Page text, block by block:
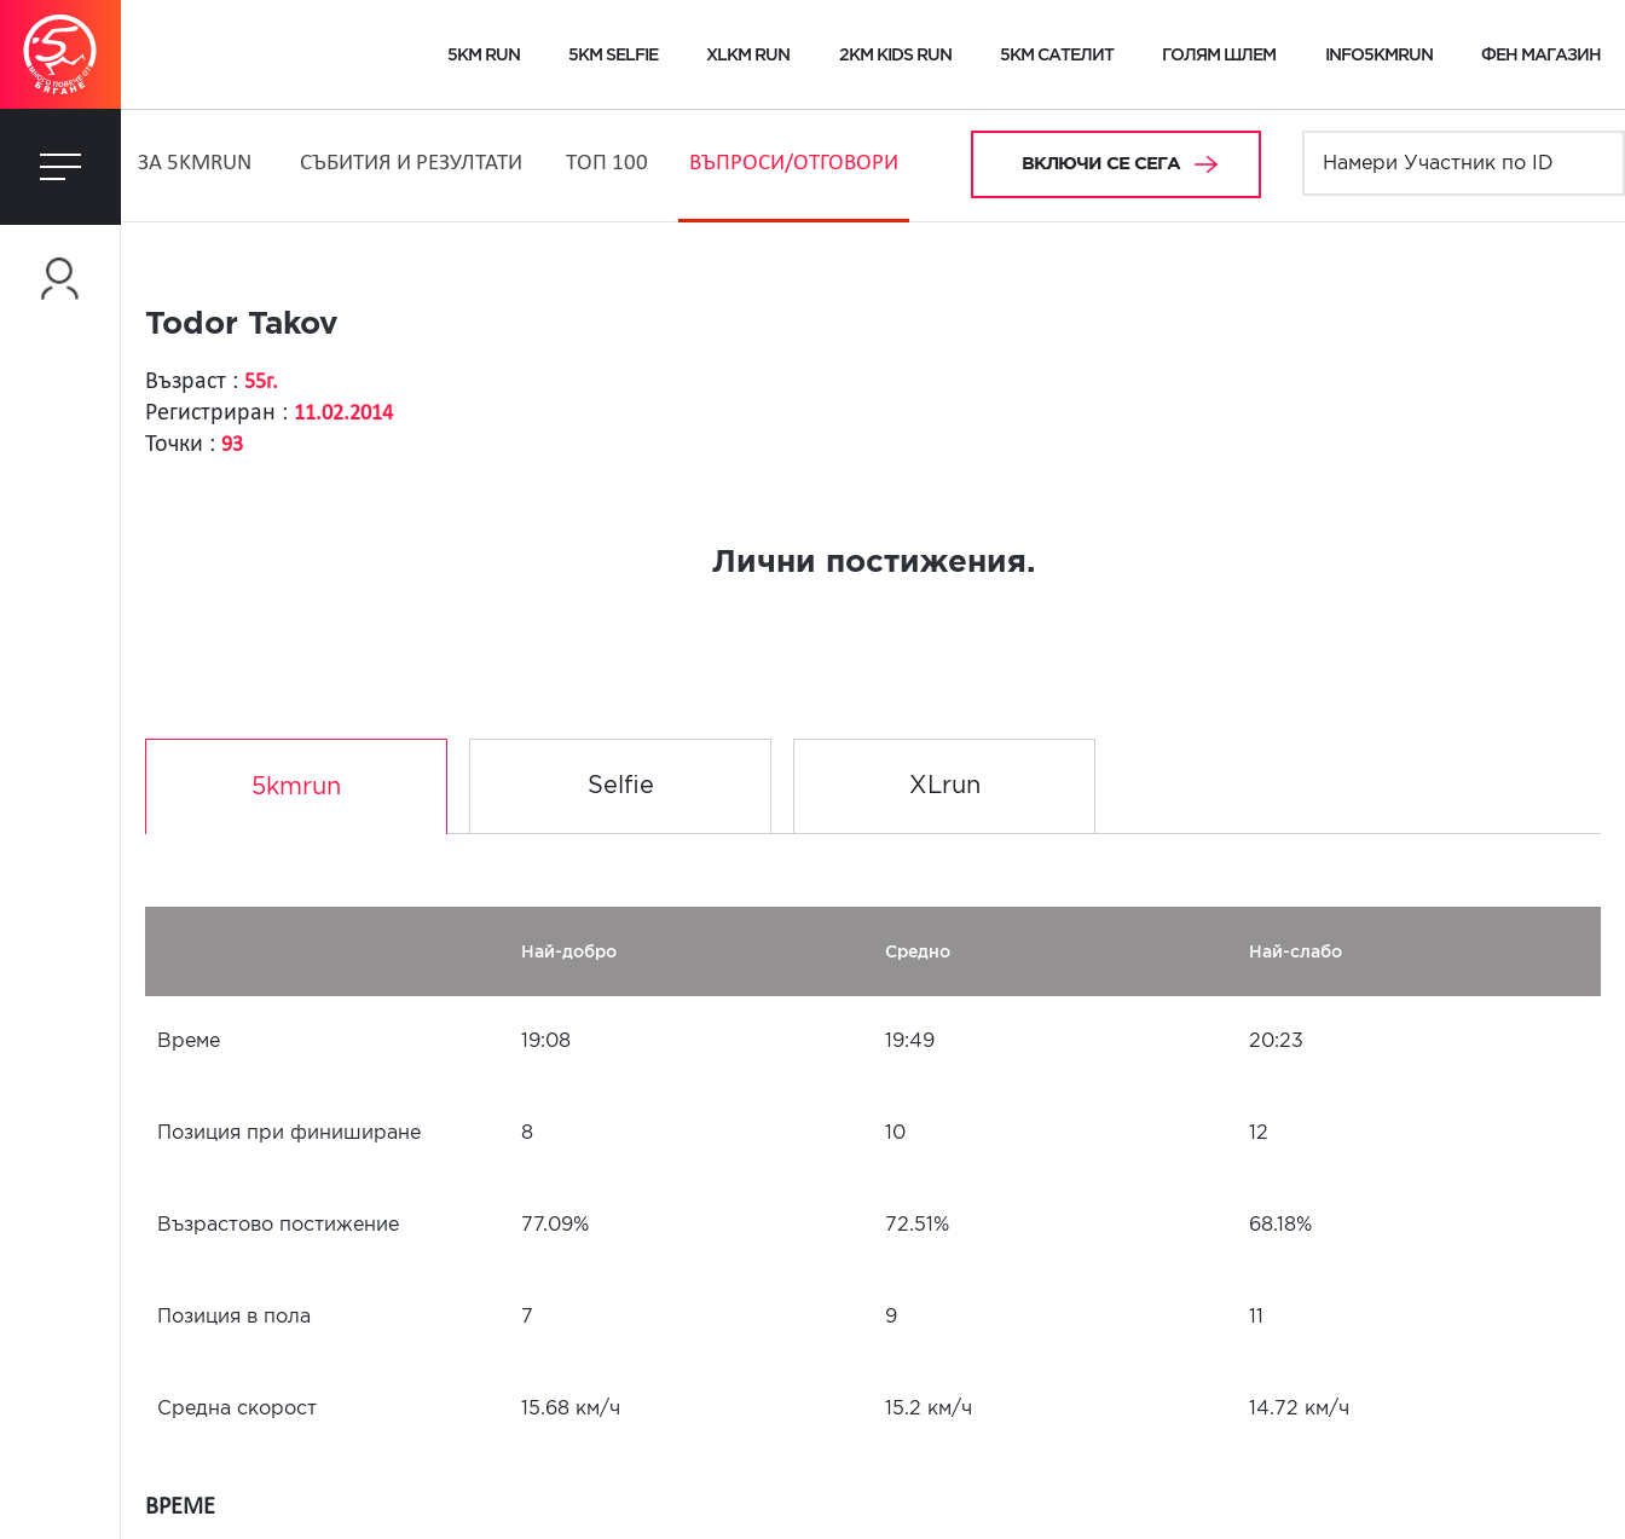
5KM RUN 5KM SELFIE XLKM RUN 2KM KIDS RUN 5KM САТЕЛИТ ГОЛЯМ ШЛЕМ INFO5KMRUN ФЕН МАГАЗИН
ЗA 5KMRUN СЪБИТИЯ И РЕЗУЛТАТИ ТОП 100 ВЪПРОСИ/ОТГОВОРИ ВКЛЮЧИ СЕ СЕГА
Todor Takov
Възраст : 55г.
Регистриран : 11.02.2014
Точки : 93
Лични постижения.
5kmrun Selfie XLrun
Най-добро Средно Най-слабо
Време 19:08 19:49 20:23
Позиция при финиширане 8 10 12
Възрастово постижение 77.09% 72.51% 68.18%
Позиция в пола 7 9
Средна скорост 15.68 км/ч 15.2 км/ч 14.72 км/ч
ВРЕМЕ